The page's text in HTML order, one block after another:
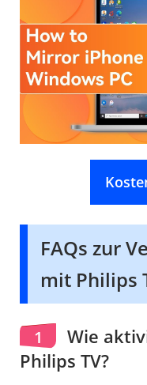
FAQs zur
mit Philips
1
Wie
Philips TV?